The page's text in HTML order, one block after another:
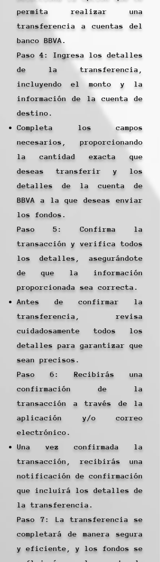
permita realizar una
transferencia a cuentas del
banco BBVA.
Paso 4: Ingresa los detalles
de la transferencia,
incluyendo el monto y la
información de la cuenta de
destino.
Completa los campos
necesarios, proporcionando
la cantidad exacta que
deseas transferir y los
detalles de la cuenta de
BBVA a la que deseas enviar
los fondos.
Paso 5: Confirma la
transacción y verifica todos
los detalles, asegurándote
de que la información
proporcionada sea correcta.
Antes de confirmar la
transferencia, revisa
cuidadosamente todos los
detalles para garantizar que
sean precisos.
Paso 6: Recibirás una
confirmación de la
transacción a través de la
aplicación y/o correo
electrónico.
Una vez confirmada la
transacción, recibirás una
notificación de confirmación
que incluirá los detalles de
la transferencia.
Paso 7: La transferencia se
completará de manera segura
y eficiente, y los fondos se